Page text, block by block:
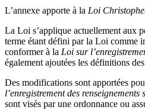
L’annexe apporte à la Loi
La Loi s’applique actuellement aux
terme étant défini par la Loi comme
conformer à la Loi sur
également ajoutées les définitions
Des modifications sont apportées
l’enregistrement des
sont visés par une ordonnance ou